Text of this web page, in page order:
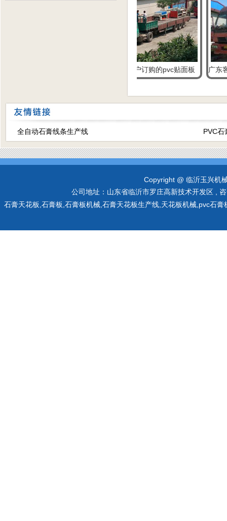
江苏盐城客户订购的pvc贴面板 广东客户
全自动石膏线条生产线 PVC石
Copyright @ 临沂玉兴机
公司地址：山东省临沂市罗庄高新技术开发区 ,
石膏天花板,石膏板,石膏板机械,石膏天花板生产线,天花板机械,pvc石